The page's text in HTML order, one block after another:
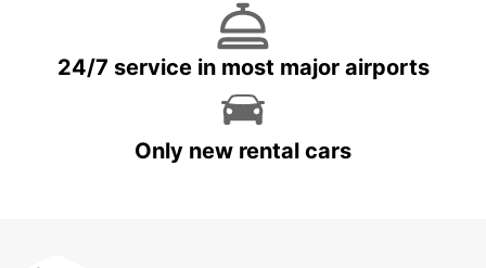
24/7 service in most major airports
Only new rental cars